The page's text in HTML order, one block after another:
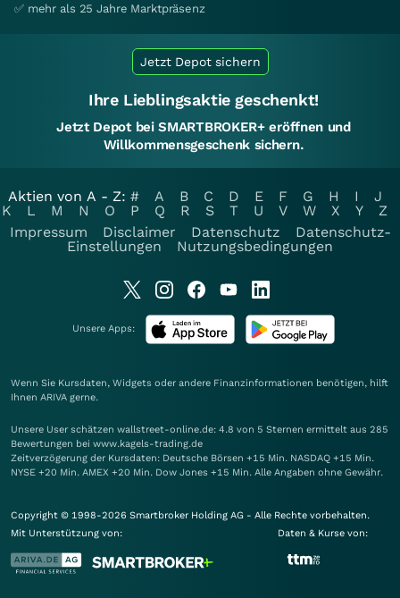
✅ mehr als 25 Jahre Marktpräsenz
Jetzt Depot sichern
Ihre Lieblingsaktie geschenkt!
Jetzt Depot bei SMARTBROKER+ eröffnen und
Willkommensgeschenk sichern.
Aktien von A - Z: # A B C D E F G H I
J
K
L M N O P Q R S T U V W X Y
Z
Impressum
Disclaimer Datenschutz
Datenschutz-
Einstellungen
Nutzungsbedingungen
Unsere Apps:
Wenn Sie Kursdaten, Widgets oder andere Finanzinformationen benötigen, hilft
Ihnen ARIVA gerne.
Unsere User schätzen wallstreet-online.de: 4.8 von 5 Sternen ermittelt aus 285
Bewertungen bei www.kagels-trading.de
Zeitverzögerung der Kursdaten: Deutsche Börsen +15 Min. NASDAQ +15 Min.
NYSE +20 Min. AMEX +20 Min. Dow Jones +15 Min. Alle Angaben ohne Gewähr.
Copyright © 1998-2026 Smartbroker Holding AG - Alle Rechte vorbehalten.
Mit Unterstützung von:
Daten & Kurse von: